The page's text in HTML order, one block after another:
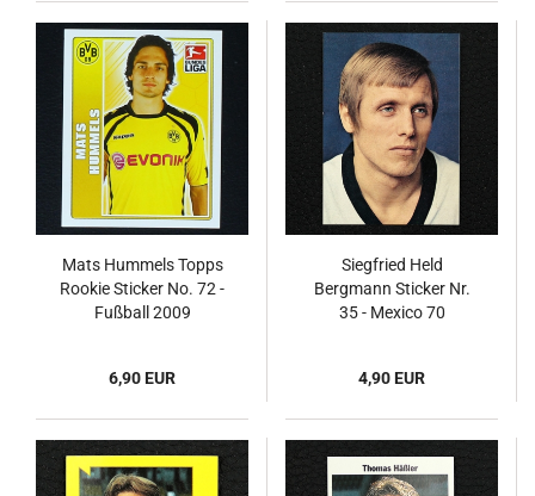
Mats Hummels Topps
Rookie Sticker No. 72 -
Fußball 2009
6,90 EUR
Siegfried Held
Bergmann Sticker Nr.
35 - Mexico 70
4,90 EUR